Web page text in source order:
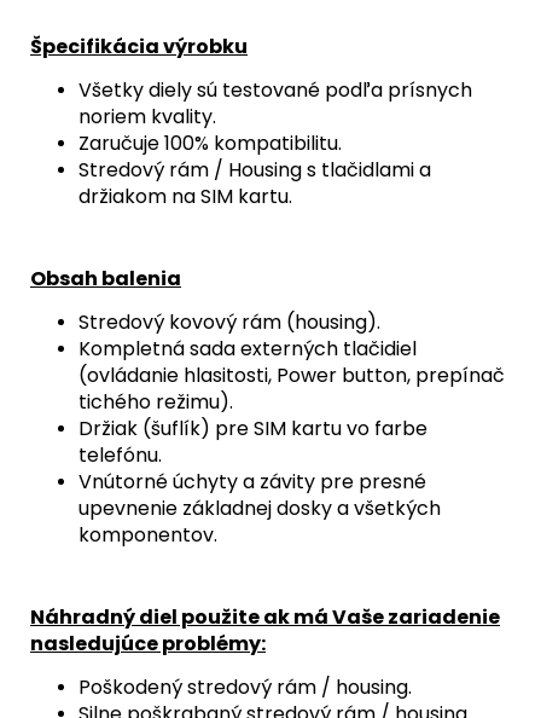
Špecifikácia výrobku
Všetky diely sú testované podľa prísnych
noriem kvality.
Zaručuje 100% kompatibilitu.
Stredový rám / Housing s tlačidlami a
držiakom na SIM kartu.
Obsah balenia
Stredový kovový rám (housing).
Kompletná sada externých tlačidiel
(ovládanie hlasitosti, Power button, prepínač
tichého režimu).
Držiak (šuflík) pre SIM kartu vo farbe
telefónu.
Vnútorné úchyty a závity pre presné
upevnenie základnej dosky a všetkých
komponentov.
Náhradný diel použite ak má Vaše zariadenie
nasledujúce problémy:
Poškodený stredový rám / housing.